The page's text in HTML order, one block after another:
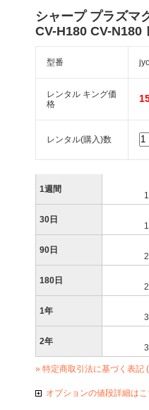
シャープ プラズマ
CV-H180 CV-N180
型番
レンタル キング価
格
レンタル(購入)数
1週間
30日
90日
180日
1年
2年
» 特定商取引法に基づく表記
オプションの値段詳細はこ